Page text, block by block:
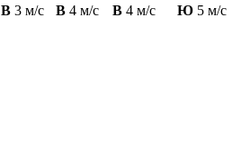
В3 м/с В 4 м/с В4 м/с Ю5 м/с